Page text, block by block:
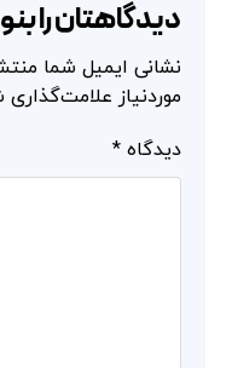
دیدگاهتان را
نشانی ایمیل شما
موردنیاز
دیدگاه*